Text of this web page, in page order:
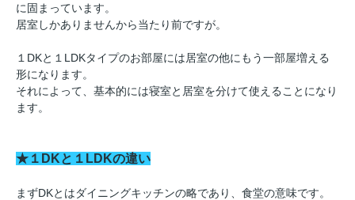
に固まっています。
居室しかありませんから当たり前ですが。
１DKと１LDKタイプのお部屋には居室の他にもう一部屋増える
形になります。
それによって、基本的には寝室と居室を分けて使えることになり
ます。
★１DKと１LDKの違い
まずDKとはダイニングキッチンの略であり、食堂の意味です。